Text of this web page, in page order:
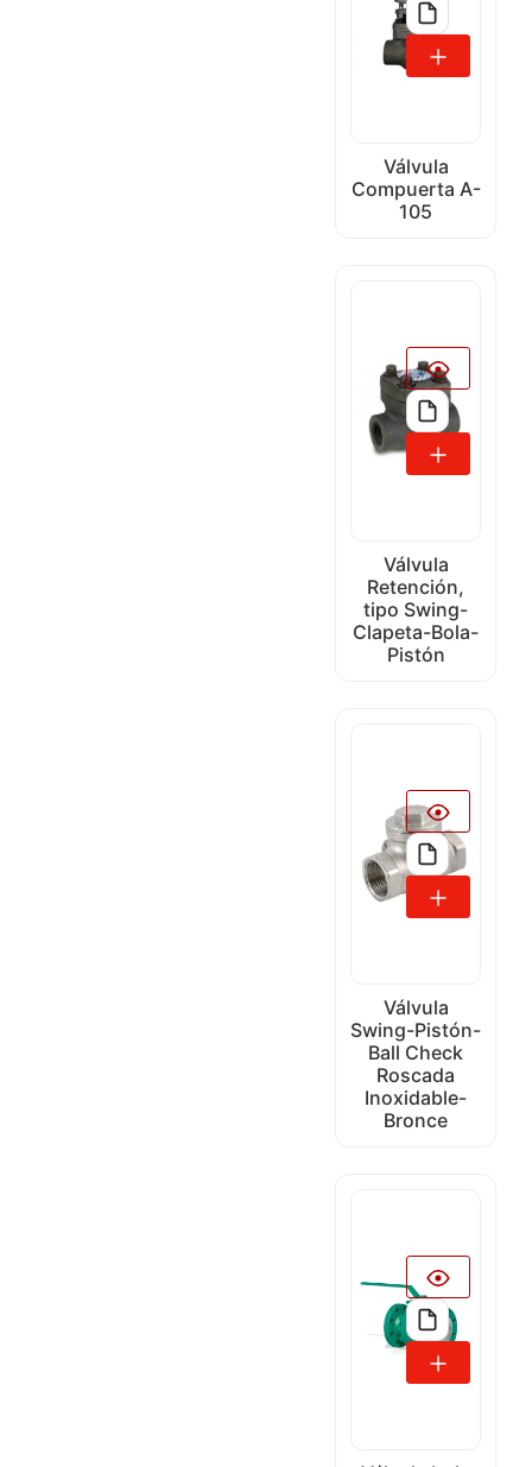
Válvula
Compuerta A-
105
Válvula
Retención,
tipo Swing-
Clapeta-Bola-
Pistón
Válvula
Swing-Pistón-
Ball Check
Roscada
Inoxidable-
Bronce